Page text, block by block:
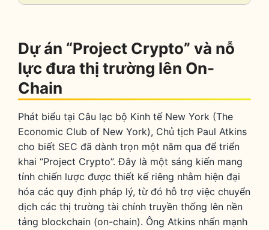
Dự án “Project Crypto” và nỗ
lực đưa thị trường lên On-
Chain
Phát biểu tại Câu lạc bộ Kinh tế New York (The
Economic Club of New York), Chủ tịch Paul Atkins
cho biết SEC đã dành trọn một năm qua để triển
khai “Project Crypto”. Đây là một sáng kiến mang
tính chiến lược được thiết kế riêng nhằm hiện đại
hóa các quy định pháp lý, từ đó hỗ trợ việc chuyển
dịch các thị trường tài chính truyền thống lên nền
tảng blockchain (on-chain). Ông Atkins nhấn mạnh